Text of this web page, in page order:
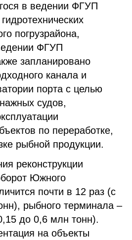
в ведении ФГУП
погрузрайона,
ФГУП
запланировано
канала и
порта с целью
судов,
по переработке,
рыбной продукции.
реконструкции
Южного
почти в 12 раз (с
рыбного терминала –
до 0,6 млн тонн).
на объекты